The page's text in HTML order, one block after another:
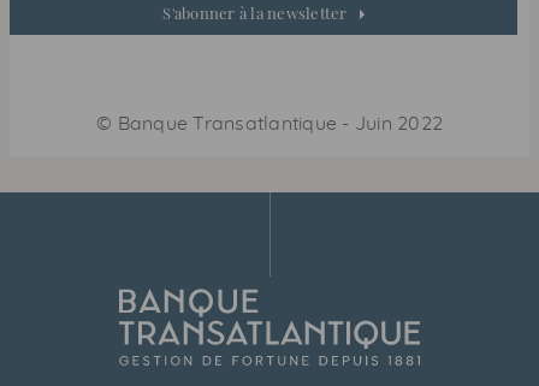
S'abonner à la newsletter
© Banque Transatlantique - Juin 2022